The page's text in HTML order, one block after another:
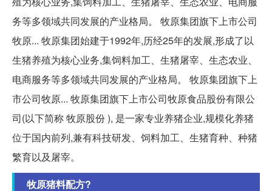
务等多领域共同发展的产业格局。 牧原集团旗下上市公司
牧原... 牧原集团始建于1992年,历经25年的发展,形成了以
生猪养殖为核心业务,集饲料加工、生猪屠宰、生态农业、
电商服务等多领域共同发展的产业格局。 牧原集团旗下上
市公司牧原... 牧原集团旗下上市公司牧原食品股份有限公
司(以下简称 牧原股份 ), 是一家专业养猪企业,规模化养猪
位于国内前列,兼有科技研发、饲料加工、生猪育种、种猪
繁育以及屠宰。
牧原猪料配方?